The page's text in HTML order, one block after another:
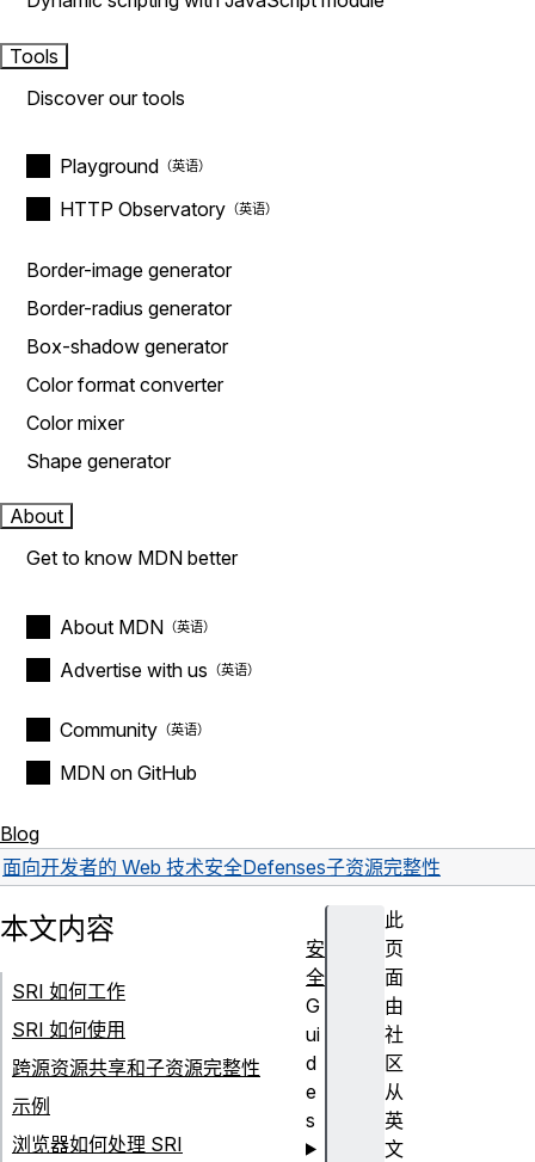
Tools
Discover our tools
Playground
HTTP Observatory
Border-image generator
Border-radius generator
Box-shadow generator
Color format converter
Color mixer
Shape generator
About
Get to know MDN better
About MDN
Advertise with us
Community
MDN on GitHub
Blog
面向开发者的 Web 技术安全Defenses子资源完整性
此
页
面
由
社
区
从
英
文
本文内容
SRI 如何工作
SRI 如何使用
跨源资源共享和子资源完整性
示例
浏览器如何处理 SRI
安
全
G
ui
d
e
s